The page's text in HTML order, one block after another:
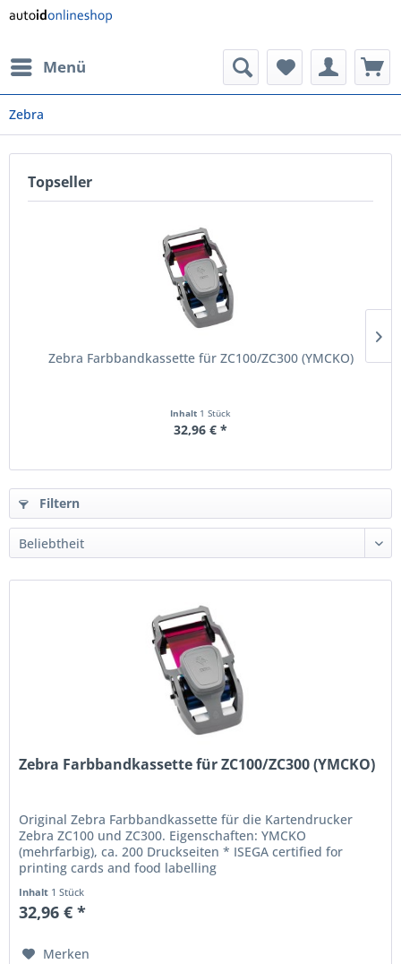
Menü
Zebra
Topseller
Zebra Farbbandkassette für ZC100/ZC300 (YMCKO)
Inhalt 1 Stück
32,96 € *
Filtern
Zebra Farbbandkassette für ZC100/ZC300 (YMCKO)
Original Zebra Farbbandkassette für die Kartendrucker
Zebra ZC100 und ZC300. Eigenschaften: YMCKO
(mehrfarbig), ca. 200 Druckseiten * ISEGA certified for
printing cards and food labelling
Inhalt 1 Stück
32,96 € *
Merken